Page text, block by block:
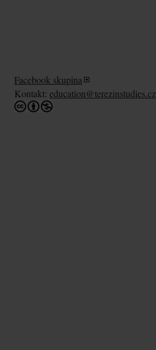
Facebook skupina
Kontakt: education@terezinstudies.cz